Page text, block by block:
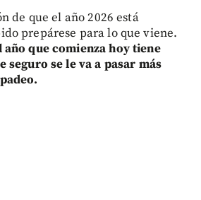
de que el año 2026 está
prepárese para lo que viene.
año que comienza hoy tiene
seguro se le va a pasar más